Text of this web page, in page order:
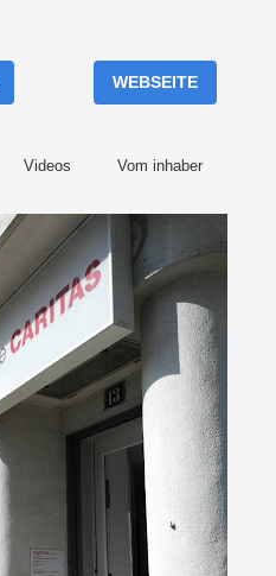
WEBSEITE
Videos Vom inhaber